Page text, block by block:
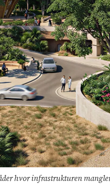
hvor infrastrukturen